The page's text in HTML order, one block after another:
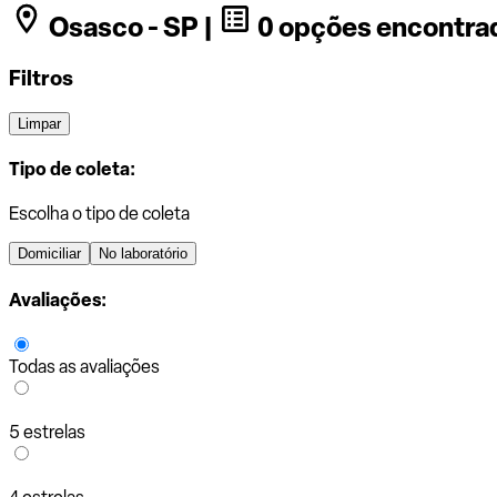
Osasco - SP | 0 opções
Filtros
Limpar
Tipo de coleta:
Escolha o tipo de coleta
Domiciliar No laboratório
Avaliações:
Todas as avaliações
5 estrelas